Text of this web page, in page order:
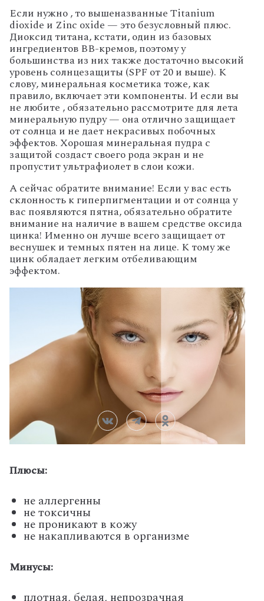
Если нужно , то вышеназванные Titanium
dioxide и Zinc oxide — это безусловный плюс.
Диоксид титана, кстати, один из базовых
ингредиентов BB-кремов, поэтому у
большинства из них также достаточно высокий
уровень солнцезащиты (SPF от 20 и выше). К
слову, минеральная косметика тоже, как
правило, включает эти компоненты. И если вы
не любите , обязательно рассмотрите для лета
минеральную пудру — она отлично защищает
от солнца и не дает некрасивых побочных
эффектов. Хорошая минеральная пудра с
защитой создаст своего рода экран и не
пропустит ультрафиолет в слои кожи.
А сейчас обратите внимание! Если у вас есть
склонность к гиперпигментации и от солнца у
вас появляются пятна, обязательно обратите
внимание на наличие в вашем средстве оксида
цинка! Именно он лучше всего защищает от
веснушек и темных пятен на лице. К тому же
цинк обладает легким отбеливающим
эффектом.
Плюсы:
не аллергенны
не токсичны
не проникают в кожу
не накапливаются в организме
Минусы: